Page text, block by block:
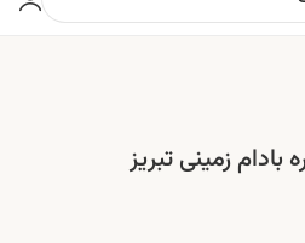
زمینی تبریز